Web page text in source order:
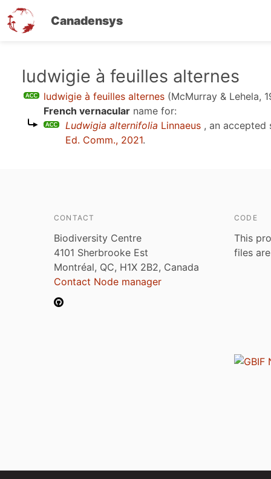
Canadensys
ludwigie à feuilles alternes
ludwigie à feuilles alternes (McMurray & Lehela,
French vernacular name for:
Ludwigia alternifolia Linnaeus , an accepted
Ed. Comm., 2021.
CONTACT
Biodiversity Centre
4101 Sherbrooke Est
Montréal, QC, H1X 2B2, Canada
Contact Node manager
CODE
This
files